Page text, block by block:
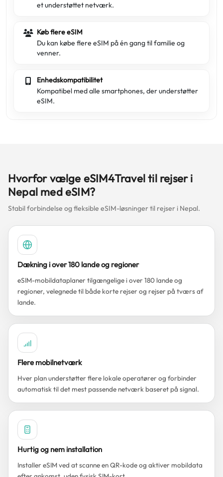
et understøttet netværk.
Køb flere eSIM
Du kan købe flere eSIM på én gang til familie og
venner.
Enhedskompatibilitet
Kompatibel med alle smartphones, der understøtter
eSIM.
Hvorfor vælge eSIM4Travel til rejser i
Nepal med eSIM?
Stabil forbindelse og fleksible eSIM-løsninger til rejser i Nepal.
Dækning i over 180 lande og regioner
eSIM-mobildataplaner tilgængelige i over 180 lande og
regioner, velegnede til både korte rejser og rejser på tværs af
lande.
Flere mobilnetværk
Hver plan understøtter flere lokale operatører og forbinder
automatisk til det mest passende netværk baseret på signal.
Hurtig og nem installation
Installer eSIM ved at scanne en QR-kode og aktiver mobildata